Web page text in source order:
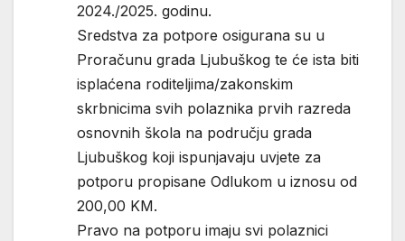
2024./2025. godinu.
Sredstva za potpore osigurana su u
Proračunu grada Ljubuškog te će ista biti
isplaćena roditeljima/zakonskim
skrbnicima svih polaznika prvih razreda
osnovnih škola na području grada
Ljubuškog koji ispunjavaju uvjete za
potporu propisane Odlukom u iznosu od
200,00 KM.
Pravo na potporu imaju svi polaznici